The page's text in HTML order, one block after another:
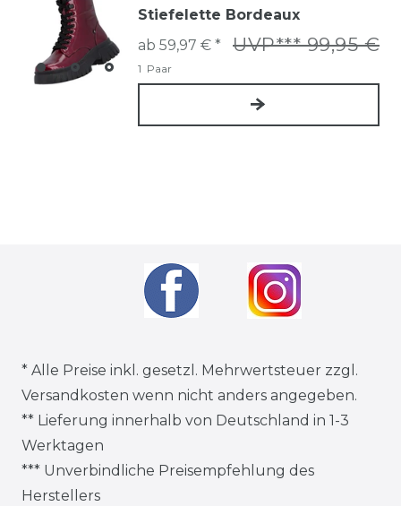
Stiefelette Bordeaux
UVP*** 99,95 €
ab 59,97 € *
1 Paar
* Alle Preise inkl. gesetzl. Mehrwertsteuer zzgl.
Versandkosten wenn nicht anders angegeben.
** Lieferung innerhalb von Deutschland in 1-3
Werktagen
*** Unverbindliche Preisempfehlung des
Herstellers